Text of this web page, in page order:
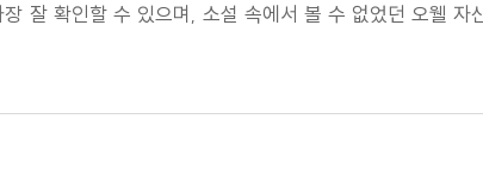
잘 확인할 수 있으며, 소설 속에서 볼 수 없었던 오웰 자